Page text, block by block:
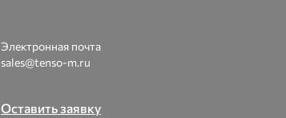
Электронная почта
sales@tenso-m.ru
Оставить заявку